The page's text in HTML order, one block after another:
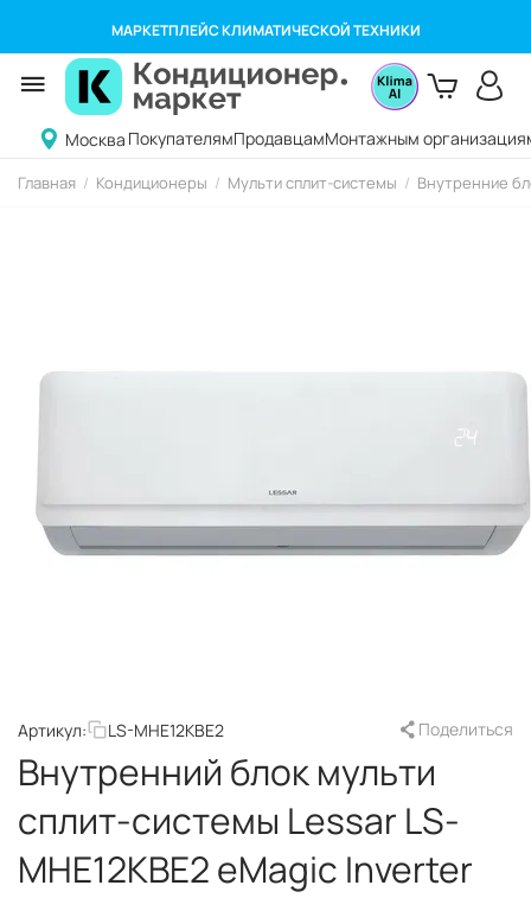
МАРКЕТПЛЕЙС КЛИМАТИЧЕСКОЙ ТЕХНИКИ
Москва ПокупателямПродавцамМонтажным
Главная / Кондиционеры / Мульти сплит-системы / Внутренние
Артикул: LS-MHE12KBE2 Поделиться
Внутренний блок мульти
сплит-системы Lessar LS-
MHE12KBE2 eMagic Inverter